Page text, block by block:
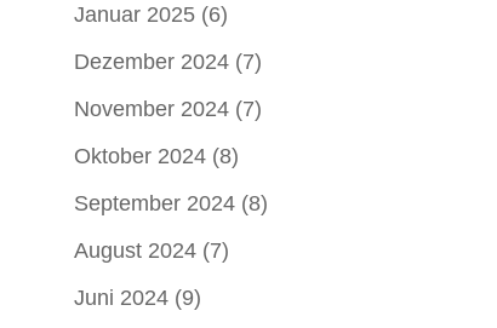
Januar 2025(6)
Dezember 2024(7)
November 2024(7)
Oktober 2024(8)
September 2024(8)
August 2024(7)
Juni 2024(9)